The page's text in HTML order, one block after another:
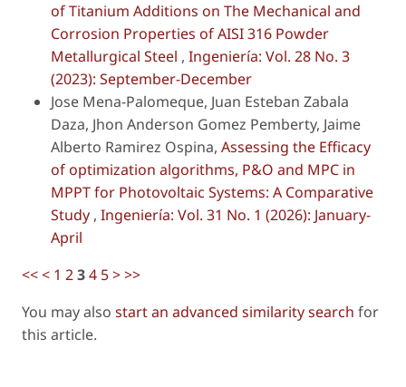
of Titanium Additions on The Mechanical and
Corrosion Properties of AISI 316 Powder
Metallurgical Steel , Ingeniería: Vol. 28 No. 3
(2023): September-December
Jose Mena-Palomeque, Juan Esteban Zabala
Daza, Jhon Anderson Gomez Pemberty, Jaime
Alberto Ramirez Ospina, Assessing the Efficacy
of optimization algorithms, P&O and MPC in
MPPT for Photovoltaic Systems: A Comparative
Study , Ingeniería: Vol. 31 No. 1 (2026): January-
April
<<< 1 234 5>>>
You may also start an advanced similarity search for
this article.